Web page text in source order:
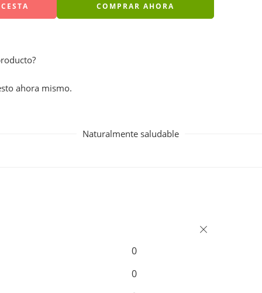
COMPRAR AHORA
ahora mismo.
Naturalmente saludable
0
0